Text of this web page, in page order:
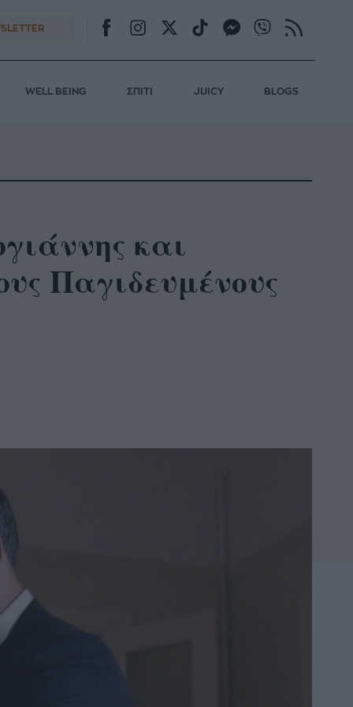
WELL BEING ΣΠΙΤΙ JUICY BLOGS
και
Παγιδευμένους